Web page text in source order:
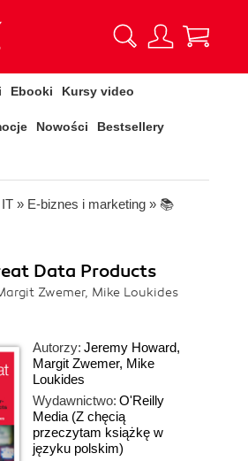
Ebooki Kursy video
Nowości Bestsellery
» E-biznes i marketing » 📚
Data Products
Zwemer, Mike Loukides
Autorzy: Jeremy Howard,
Margit Zwemer, Mike
Loukides
Wydawnictwo: O'Reilly
Media (Z chęcią
przeczytam książkę w
języku polskim)